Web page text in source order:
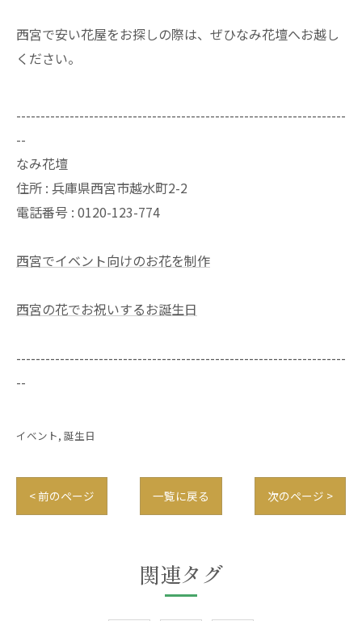
西宮で安い花屋をお探しの際は、ぜひなみ花壇へお越し
ください。
--------------------------------------------------------------------
--
なみ花壇
住所 : 兵庫県西宮市越水町2-2
電話番号 : 0120-123-774
西宮でイベント向けのお花を制作
西宮の花でお祝いするお誕生日
--------------------------------------------------------------------
--
イベント 誕生日
< 前のページ 一覧に戻る 次のページ >
関連タグ